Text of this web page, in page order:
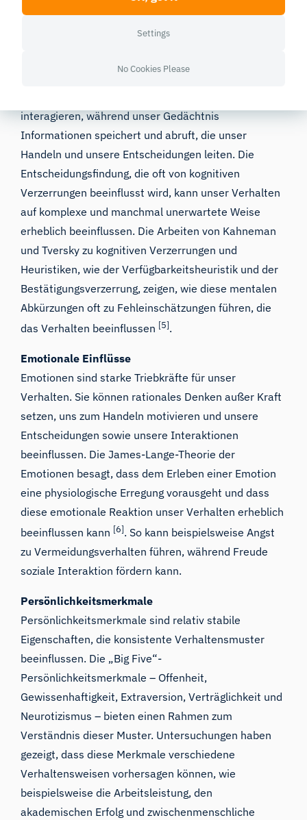
Kognitive Prozesse wie Wahrnehmung, Gedächtnis,
Aufmerksamkeit und Entscheidungsfindung spielen
interagieren, während unser Gedächtnis
Informationen speichert und abruft, die unser
Handeln und unsere Entscheidungen leiten. Die
Entscheidungsfindung, die oft von kognitiven
Verzerrungen beeinflusst wird, kann unser Verhalten
auf komplexe und manchmal unerwartete Weise
erheblich beeinflussen. Die Arbeiten von Kahneman
und Tversky zu kognitiven Verzerrungen und
Heuristiken, wie der Verfügbarkeitsheuristik und der
Bestätigungsverzerrung, zeigen, wie diese mentalen
Abkürzungen oft zu Fehleinschätzungen führen, die
das Verhalten beeinflussen [5].
Emotionale Einflüsse
Emotionen sind starke Triebkräfte für unser
Verhalten. Sie können rationales Denken außer Kraft
setzen, uns zum Handeln motivieren und unsere
Entscheidungen sowie unsere Interaktionen
beeinflussen. Die James-Lange-Theorie der
Emotionen besagt, dass dem Erleben einer Emotion
eine physiologische Erregung vorausgeht und dass
diese emotionale Reaktion unser Verhalten erheblich
beeinflussen kann [6]. So kann beispielsweise Angst
zu Vermeidungsverhalten führen, während Freude
soziale Interaktion fördern kann.
Persönlichkeitsmerkmale
Persönlichkeitsmerkmale sind relativ stabile
Eigenschaften, die konsistente Verhaltensmuster
beeinflussen. Die „Big Five“-
Persönlichkeitsmerkmale – Offenheit,
Gewissenhaftigkeit, Extraversion, Verträglichkeit und
Neurotizismus – bieten einen Rahmen zum
Verständnis dieser Muster. Untersuchungen haben
gezeigt, dass diese Merkmale verschiedene
Verhaltensweisen vorhersagen können, wie
beispielsweise die Arbeitsleistung, den
akademischen Erfolg und zwischenmenschliche
Settings
No Cookies Please